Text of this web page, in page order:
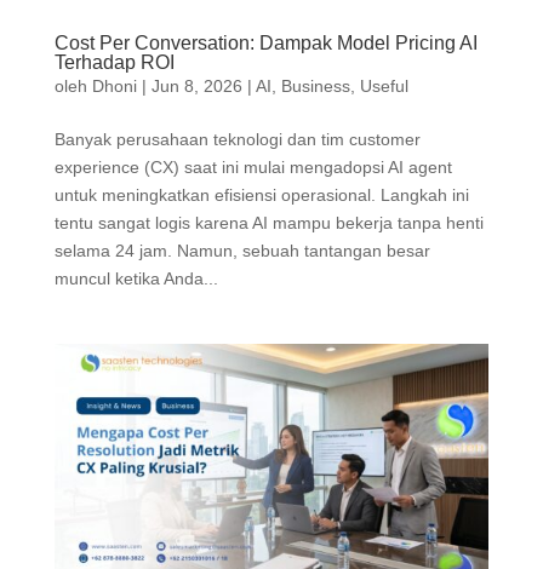
Cost Per Conversation: Dampak Model Pricing AI
Terhadap ROI
oleh Dhoni| Jun 8, 2026 | AI Business, Useful
Banyak perusahaan teknologi dan tim customer
experience (CX) saat ini mulai mengadopsi AI agent
untuk meningkatkan efisiensi operasional. Langkah ini
tentu sangat logis karena AI mampu bekerja tanpa henti
selama 24 jam. Namun, sebuah tantangan besar
muncul ketika Anda...